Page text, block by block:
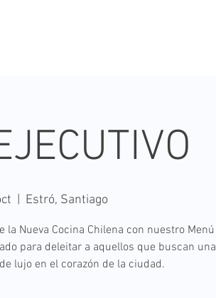
Estró, Santiago
Nueva Cocina Chilena con nuestro Menú
para deleitar a aquellos que buscan una
lujo en el corazón de la ciudad.